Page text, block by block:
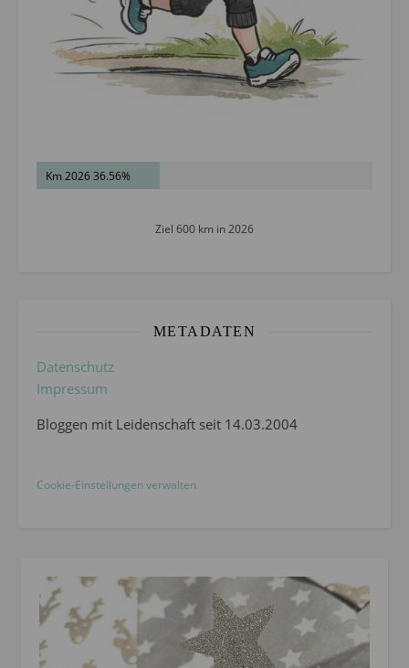
Km 2026 36.56%
Ziel 600 km in 2026
METADATEN
Datenschutz
Impressum
Bloggen mit Leidenschaft seit 14.03.2004
Cookie-Einstellungen verwalten